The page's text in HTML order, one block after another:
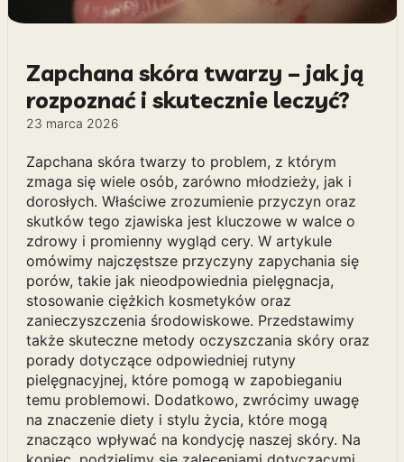
Zapchana skóra twarzy – jak ją
rozpoznać i skutecznie leczyć?
23 marca 2026
Zapchana skóra twarzy to problem, z którym
zmaga się wiele osób, zarówno młodzieży, jak i
dorosłych. Właściwe zrozumienie przyczyn oraz
skutków tego zjawiska jest kluczowe w walce o
zdrowy i promienny wygląd cery. W artykule
omówimy najczęstsze przyczyny zapychania się
porów, takie jak nieodpowiednia pielęgnacja,
stosowanie ciężkich kosmetyków oraz
zanieczyszczenia środowiskowe. Przedstawimy
także skuteczne metody oczyszczania skóry oraz
porady dotyczące odpowiedniej rutyny
pielęgnacyjnej, które pomogą w zapobieganiu
temu problemowi. Dodatkowo, zwrócimy uwagę
na znaczenie diety i stylu życia, które mogą
znacząco wpływać na kondycję naszej skóry. Na